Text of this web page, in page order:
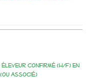
éleveur confirmé (H/F) en
associé)